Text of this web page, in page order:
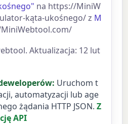
na https://MiniW
kąta-ukośnego/ z M
Aktualizacja: 12 lut
Uruchom t
automatyzacji lub age
żądania HTTP JSON. Z
API